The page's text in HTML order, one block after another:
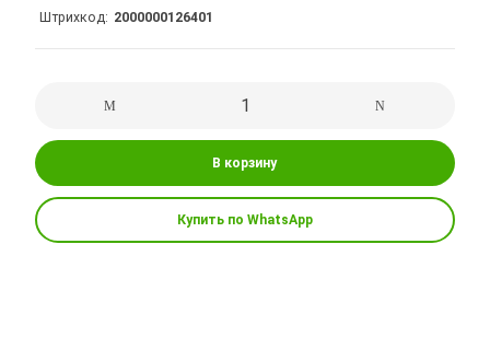
Штрихкод 2000000126401
В корзину
Купить по WhatsApp